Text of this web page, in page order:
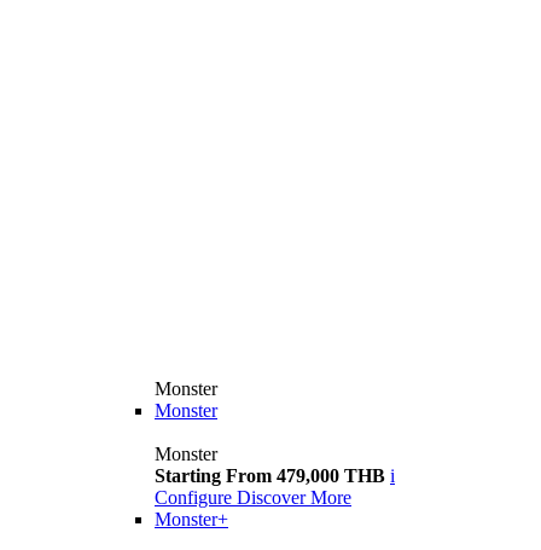
Monster
Monster
Monster
Starting From 479,000 THB i
Configure Discover More
Monster+